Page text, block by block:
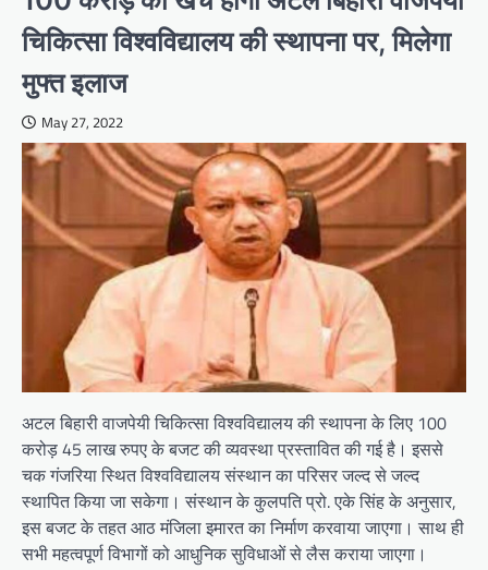
चिकित्सा विश्वविद्यालय की स्थापना पर, मिलेगा
मुफ्त इलाज
May 27, 2022
अटल बिहारी वाजपेयी चिकित्सा विश्वविद्यालय की स्थापना के लिए 100
करोड़ 45 लाख रुपए के बजट की व्यवस्था प्रस्तावित की गई है। इससे
चक गंजरिया स्थित विश्वविद्यालय संस्थान का परिसर जल्द से जल्द
स्थापित किया जा सकेगा। संस्थान के कुलपति प्रो. एके सिंह के अनुसार,
इस बजट के तहत आठ मंजिला इमारत का निर्माण करवाया जाएगा। साथ ही
सभी महत्वपूर्ण विभागों को आधुनिक सुविधाओं से लैस कराया जाएगा।